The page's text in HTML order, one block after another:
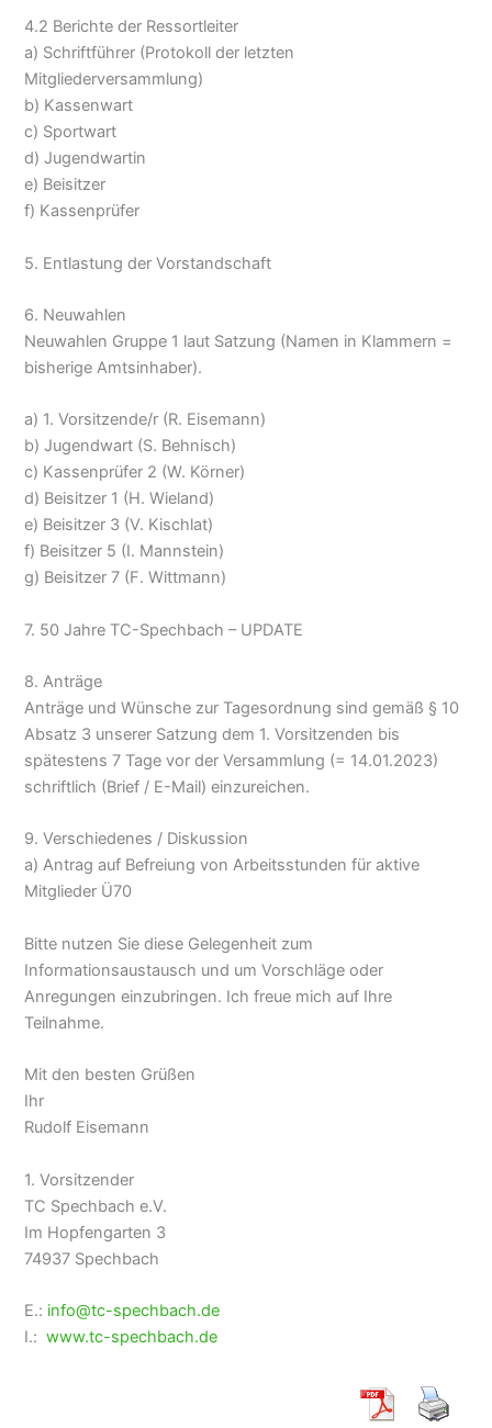
4.2 Berichte der Ressortleiter
a) Schriftführer (Protokoll der letzten
Mitgliederversammlung)
b) Kassenwart
c) Sportwart
d) Jugendwartin
e) Beisitzer
f) Kassenprüfer
5. Entlastung der Vorstandschaft
6. Neuwahlen
Neuwahlen Gruppe 1 laut Satzung (Namen in Klammern =
bisherige Amtsinhaber).
a) 1. Vorsitzende/r (R. Eisemann)
b) Jugendwart (S. Behnisch)
c) Kassenprüfer 2 (W. Körner)
d) Beisitzer 1 (H. Wieland)
e) Beisitzer 3 (V. Kischlat)
f) Beisitzer 5 (I. Mannstein)
g) Beisitzer 7 (F. Wittmann)
7. 50 Jahre TC-Spechbach – UPDATE
8. Anträge
Anträge und Wünsche zur Tagesordnung sind gemäß § 10
Absatz 3 unserer Satzung dem 1. Vorsitzenden bis
spätestens 7 Tage vor der Versammlung (= 14.01.2023)
schriftlich (Brief / E-Mail) einzureichen.
9. Verschiedenes / Diskussion
a) Antrag auf Befreiung von Arbeitsstunden für aktive
Mitglieder Ü70
Bitte nutzen Sie diese Gelegenheit zum
Informationsaustausch und um Vorschläge oder
Anregungen einzubringen. Ich freue mich auf Ihre
Teilnahme.
Mit den besten Grüßen
Ihr
Rudolf Eisemann
1. Vorsitzender
TC Spechbach e.V.
Im Hopfengarten 3
74937 Spechbach
E.: info@tc-spechbach.de
I.:www.tc-spechbach.de